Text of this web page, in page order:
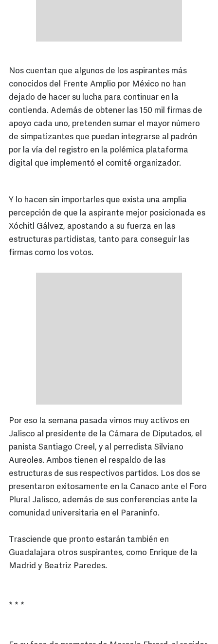
Nos cuentan que algunos de los aspirantes más
conocidos del Frente Amplio por México no han
dejado de hacer su lucha para continuar en la
contienda. Además de obtener las 150 mil firmas de
apoyo cada uno, pretenden sumar el mayor número
de simpatizantes que puedan integrarse al padrón
por la vía del registro en la polémica plataforma
digital que implementó el comité organizador.
Y lo hacen sin importarles que exista una amplia
percepción de que la aspirante mejor posicionada es
Xóchitl Gálvez, apostando a su fuerza en las
estructuras partidistas, tanto para conseguir las
firmas como los votos.
Por eso la semana pasada vimos muy activos en
Jalisco al presidente de la Cámara de Diputados, el
panista Santiago Creel, y al perredista Silviano
Aureoles. Ambos tienen el respaldo de las
estructuras de sus respectivos partidos. Los dos se
presentaron exitosamente en la Canaco ante el Foro
Plural Jalisco, además de sus conferencias ante la
comunidad universitaria en el Paraninfo.
Trasciende que pronto estarán también en
Guadalajara otros suspirantes, como Enrique de la
Madrid y Beatriz Paredes.
* * *